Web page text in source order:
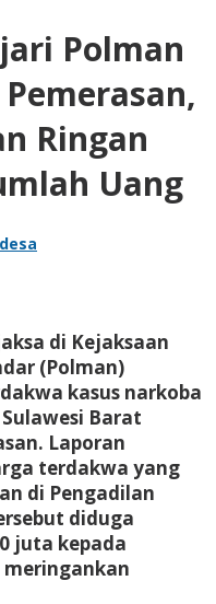
Polman
Ringan
Uang
di Kejaksaan
(Polman)
kasus narkoba
Barat
Laporan
terdakwa yang
di Pengadilan
diduga
juta kepada